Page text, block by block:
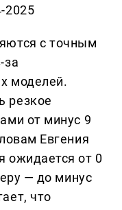
2025
с точным
за
моделей.
резкое
от минус 9
Евгения
ожидается от 0
— до минус
что